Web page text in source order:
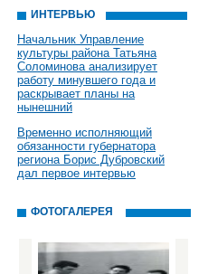
ИНТЕРВЬЮ
Начальник Управление
культуры района Татьяна
Соломинова анализирует
работу минувшего года и
раскрывает планы на
нынешний
Временно исполняющий
обязанности губернатора
региона Борис Дубровский
дал первое интервью
ФОТОГАЛЕРЕЯ